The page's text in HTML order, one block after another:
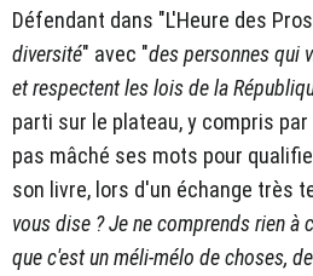
Défendant dans "L'Heure des
diversité" avec "des personnes qui
et respectent les lois de la
parti sur le plateau, y compris par
pas mâché ses mots pour
son livre, lors d'un échange très
vous dise ? Je ne comprends rien à
que c'est un méli-mélo de choses,